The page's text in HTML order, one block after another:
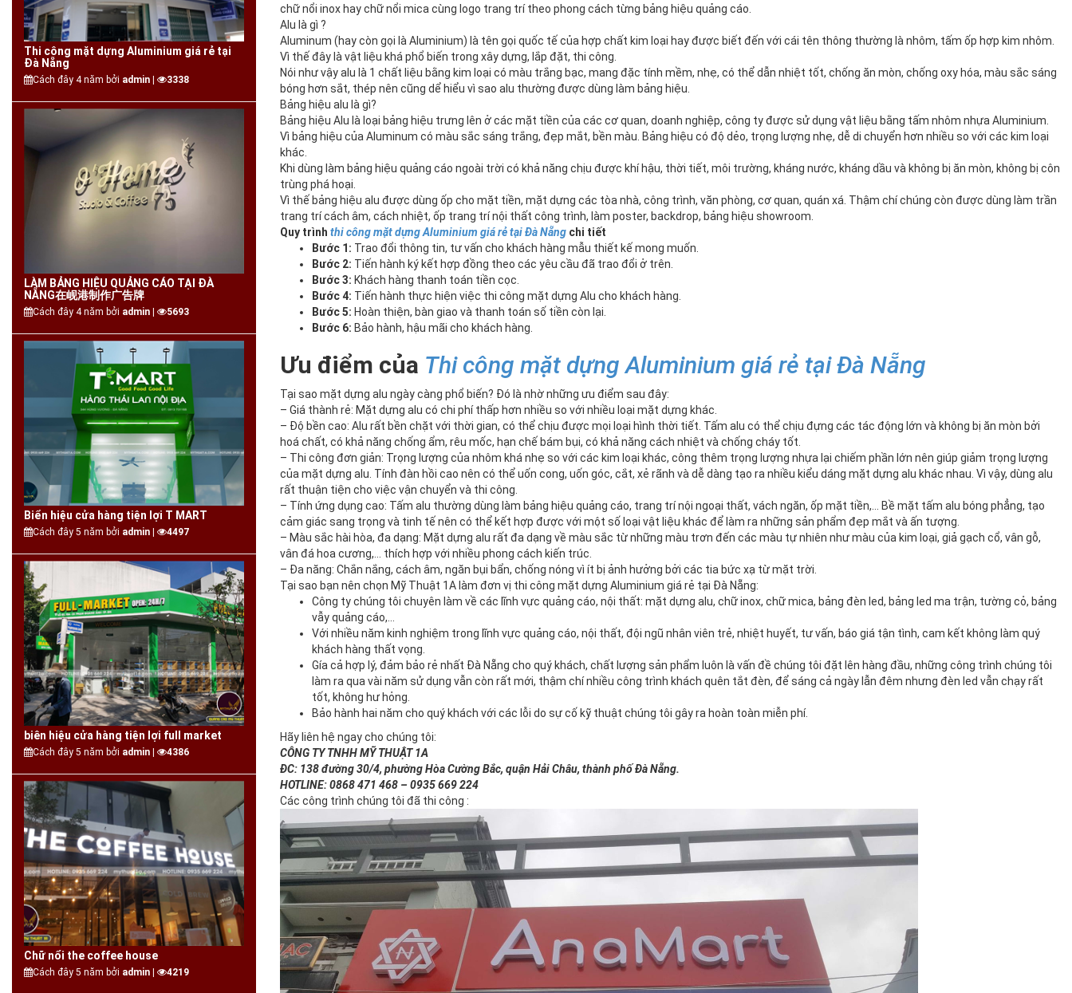
Thi công mặt dựng Aluminium giá rẻ tại
Đà Nẵng
Cách đây 4 năm bởi admin | 3338
LÀM BẢNG HIỆU QUẢNG CÁO TẠI ĐÀ
NẴNG在岘港制作广告牌
Cách đây 4 năm bởi admin | 5693
Biển hiệu cửa hàng tiện lợi T MART
Cách đây 5 năm bởi admin | 4497
biên hiệu cửa hàng tiện lợi full market
Cách đây 5 năm bởi admin | 4386
Chữ nổi the coffee house
Cách đây 5 năm bởi admin | 4219
chữ nổi inox hay chữ nổi mica cùng logo trang trí theo phong cách từng bảng hiệu quảng cáo.
Alu là gì ?
Aluminum (hay còn gọi là Aluminium) là tên gọi quốc tế của hợp chất kim loại hay được biết đến với cái tên thông thường là nhôm, tấm ốp hợp kim nhôm.
Vì thế đây là vật liệu khá phổ biến trong xây dựng, lắp đặt, thi công.
Nói như vậy alu là 1 chất liệu bằng kim loại có màu trắng bạc, mang đặc tính mềm, nhẹ, có thể dẫn nhiệt tốt, chống ăn mòn, chống oxy hóa, màu sắc sáng
bóng hơn sắt, thép nên cũng dể hiểu vì sao alu thường được dùng làm bảng hiệu.
Bảng hiệu alu là gì?
Bảng hiệu Alu là loại bảng hiệu trưng lên ở các mặt tiền của các cơ quan, doanh nghiệp, công ty được sử dụng vật liệu bằng tấm nhôm nhựa Aluminium.
Vì bảng hiệu của Aluminum có màu sắc sáng trắng, đẹp mắt, bền màu. Bảng hiệu có độ dẻo, trọng lượng nhẹ, dễ di chuyển hơn nhiều so với các kim loại
khác.
Khi dùng làm bảng hiệu quảng cáo ngoài trời có khả năng chịu được khí hậu, thời tiết, môi trường, kháng nước, kháng dầu và không bị ăn mòn, không bị côn
trùng phá hoại.
Vì thế bảng hiệu alu được dùng ốp cho mặt tiền, mặt dựng các tòa nhà, công trình, văn phòng, cơ quan, quán xá. Thậm chí chúng còn được dùng làm trần
trang trí cách âm, cách nhiệt, ốp trang trí nội thất công trình, làm poster, backdrop, bảng hiệu showroom.
Quy trình thi công mặt dựng Aluminium giá rẻ tại Đà Nẵng chi tiết
Bước 1: Trao đổi thông tin, tư vấn cho khách hàng mẫu thiết kế mong muốn.
Bước 2: Tiến hành ký kết hợp đồng theo các yêu cầu đã trao đổi ở trên.
Bước 3: Khách hàng thanh toán tiền cọc.
Bước 4: Tiến hành thực hiện việc thi công mặt dựng Alu cho khách hàng.
Bước 5: Hoàn thiện, bàn giao và thanh toán số tiền còn lại.
Bước 6: Bảo hành, hậu mãi cho khách hàng.
Ưu điểm của Thi công mặt dựng Aluminium giá rẻ tại Đà Nẵng
Tại sao mặt dựng alu ngày càng phổ biến? Đó là nhờ những ưu điểm sau đây:
– Giá thành rẻ: Mặt dựng alu có chi phí thấp hơn nhiều so với nhiều loại mặt dựng khác.
– Độ bền cao: Alu rất bền chặt với thời gian, có thể chịu được mọi loại hình thời tiết. Tấm alu có thể chịu đựng các tác động lớn và không bị ăn mòn bởi
hoá chất, có khả năng chống ẩm, rêu mốc, hạn chế bám bụi, có khả năng cách nhiệt và chống cháy tốt.
– Thi công đơn giản: Trọng lượng của nhôm khá nhẹ so với các kim loại khác, công thêm trọng lượng nhựa lại chiếm phần lớn nên giúp giảm trọng lượng
của mặt dựng alu. Tính đàn hồi cao nên có thể uốn cong, uốn góc, cắt, xẻ rãnh và dễ dàng tạo ra nhiều kiểu dáng mặt dựng alu khác nhau. Vì vậy, dùng alu
rất thuận tiện cho việc vận chuyển và thi công.
– Tính ứng dụng cao: Tấm alu thường dùng làm bảng hiệu quảng cáo, trang trí nội ngoại thất, vách ngăn, ốp mặt tiền,… Bề mặt tấm alu bóng phẳng, tạo
cảm giác sang trọng và tinh tế nên có thể kết hợp được với một số loại vật liệu khác để làm ra những sản phẩm đẹp mắt và ấn tượng.
– Màu sắc hài hòa, đa dạng: Mặt dựng alu rất đa dạng về màu sắc từ những màu trơn đến các màu tự nhiên như màu của kim loại, giả gạch cổ, vân gỗ,
vân đá hoa cương,… thích hợp với nhiều phong cách kiến trúc.
– Đa năng: Chắn nắng, cách âm, ngăn bụi bẩn, chống nóng vì ít bị ảnh hưởng bởi các tia bức xạ từ mặt trời.
Tại sao bạn nên chọn Mỹ Thuật 1A làm đơn vị thi công mặt dựng Aluminium giá rẻ tại Đà Nẵng:
Công ty chúng tôi chuyên làm về các lĩnh vực quảng cáo, nội thất: mặt dựng alu, chữ inox, chữ mica, bảng đèn led, bảng led ma trận, tường cỏ, bảng
vẫy quảng cáo,…
Với nhiều năm kinh nghiệm trong lĩnh vực quảng cáo, nội thất, đội ngũ nhân viên trẻ, nhiệt huyết, tư vấn, báo giá tận tình, cam kết không làm quý
khách hàng thất vọng.
Gía cả hợp lý, đảm bảo rẻ nhất Đà Nẵng cho quý khách, chất lượng sản phẩm luôn là vấn đề chúng tôi đặt lên hàng đầu, những công trình chúng tôi
làm ra qua vài năm sử dụng vẫn còn rất mới, thậm chí nhiều công trình khách quên tắt đèn, để sáng cả ngày lẫn đêm nhưng đèn led vẫn chạy rất
tốt, không hư hỏng.
Bảo hành hai năm cho quý khách với các lỗi do sự cố kỹ thuật chúng tôi gây ra hoàn toàn miễn phí.
Hãy liên hệ ngay cho chúng tôi:
CÔNG TY TNHH MỸ THUẬT 1A
ĐC: 138 đường 30/4, phường Hòa Cường Bắc, quận Hải Châu, thành phố Đà Nẵng.
HOTLINE: 0868 471 468 – 0935 669 224
Các công trình chúng tôi đã thi công :